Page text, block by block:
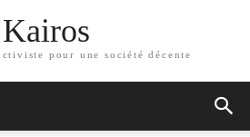
Kairos
pour une société décente